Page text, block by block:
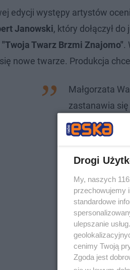
edycji występy artystów
Janowski, który dołączył
"Twoja Twarz Brzmi Znajomo".
nowe twarze. Produkcja chce
Małgorzata
zastanawia
Kocha ten
sypie się jury.
zastanawia.
Drogi
My, naszych
przechowujemy
standardowe
ulepszanie
cenimy Twoją
Zgoda jest